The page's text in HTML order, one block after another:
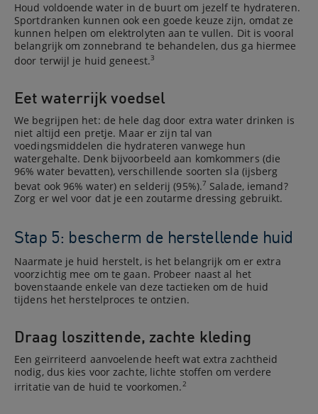
Houd voldoende water in de buurt om jezelf te hydrateren.
Sportdranken kunnen ook een goede keuze zijn, omdat ze
kunnen helpen om elektrolyten aan te vullen. Dit is vooral
belangrijk om zonnebrand te behandelen, dus ga hiermee
door terwijl je huid geneest.3
Eet waterrijk voedsel
We begrijpen het: de hele dag door extra water drinken is
niet altijd een pretje. Maar er zijn tal van
voedingsmiddelen die hydrateren vanwege hun
watergehalte. Denk bijvoorbeeld aan komkommers (die
96% water bevatten), verschillende soorten sla (ijsberg
bevat ook 96% water) en selderij (95%).7 Salade, iemand?
Zorg er wel voor dat je een zoutarme dressing gebruikt.
Stap 5: bescherm de herstellende huid
Naarmate je huid herstelt, is het belangrijk om er extra
voorzichtig mee om te gaan. Probeer naast al het
bovenstaande enkele van deze tactieken om de huid
tijdens het herstelproces te ontzien.
Draag loszittende, zachte kleding
Een geïrriteerd aanvoelende heeft wat extra zachtheid
nodig, dus kies voor zachte, lichte stoffen om verdere
irritatie van de huid te voorkomen.2